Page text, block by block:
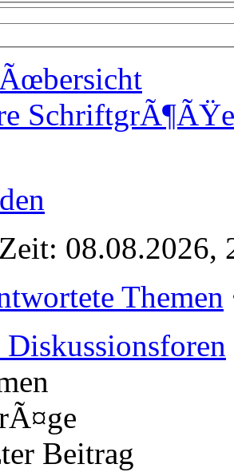
SchriftgrÃ¶ÃŸe
08.08.2026,
Themen
Beitrag